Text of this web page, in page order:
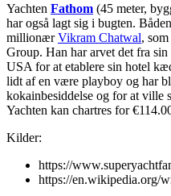
Yachten Fathom (45 meter,
har også lagt sig i bugten.
millionærVikram Chatwal,
Group. Han har arvet det fra
USA for at etablere sin hotel
lidt af en være playboy og har
kokainbesiddelse og for at ville
Yachten kan chartres for
Kilder:
https://
https://en.wikipedia.org/